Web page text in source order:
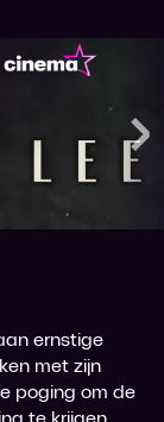
ernstige
met zijn
poging om de